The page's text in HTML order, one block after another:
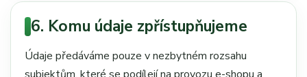
6. Komu údaje zpřístupňujeme
Údaje předáváme pouze v nezbytném rozsahu